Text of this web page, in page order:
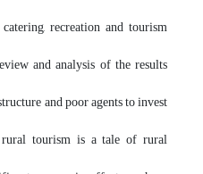
recreation and tourism
and analysis of the results
and poor agents to invest
tourism is a tale of rural